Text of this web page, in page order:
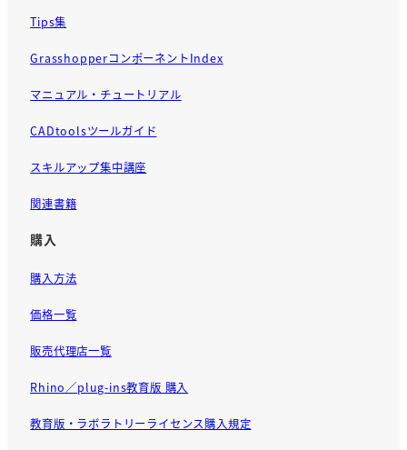
Tips集
GrasshopperコンポーネントIndex
マニュアル・チュートリアル
CADtoolsツールガイド
スキルアップ集中講座
関連書籍
購入
購入方法
価格一覧
販売代理店一覧
Rhino／plug-ins教育版 購入
教育版・ラボラトリーライセンス購入規定